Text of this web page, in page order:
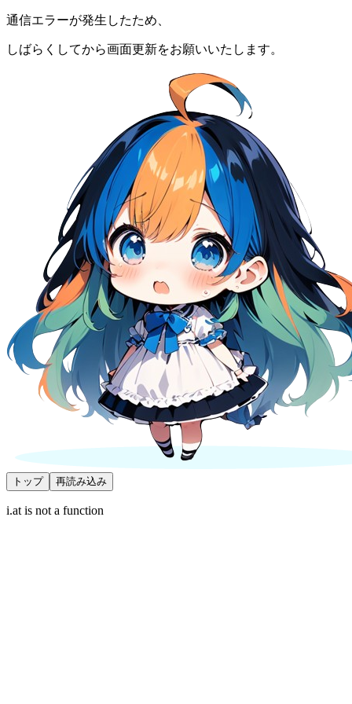
通信エラーが発生したため、
しばらくしてから画面更新をお願いいたします。
トップ 再読み込み
i.at is not a function